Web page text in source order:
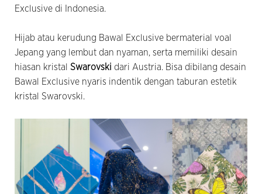
Exclusive di Indonesia.
Hijab atau kerudung Bawal Exclusive bermaterial voal
Jepang yang lembut dan nyaman, serta memiliki desain
hiasan kristal Swarovski dari Austria. Bisa dibilang desain
Bawal Exclusive nyaris indentik dengan taburan estetik
kristal Swarovski.